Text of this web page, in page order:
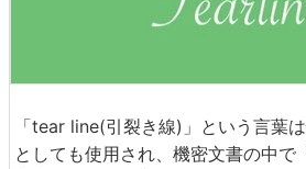
「tear line(引裂き線)」という言葉
としても使用され、機密文書の中で